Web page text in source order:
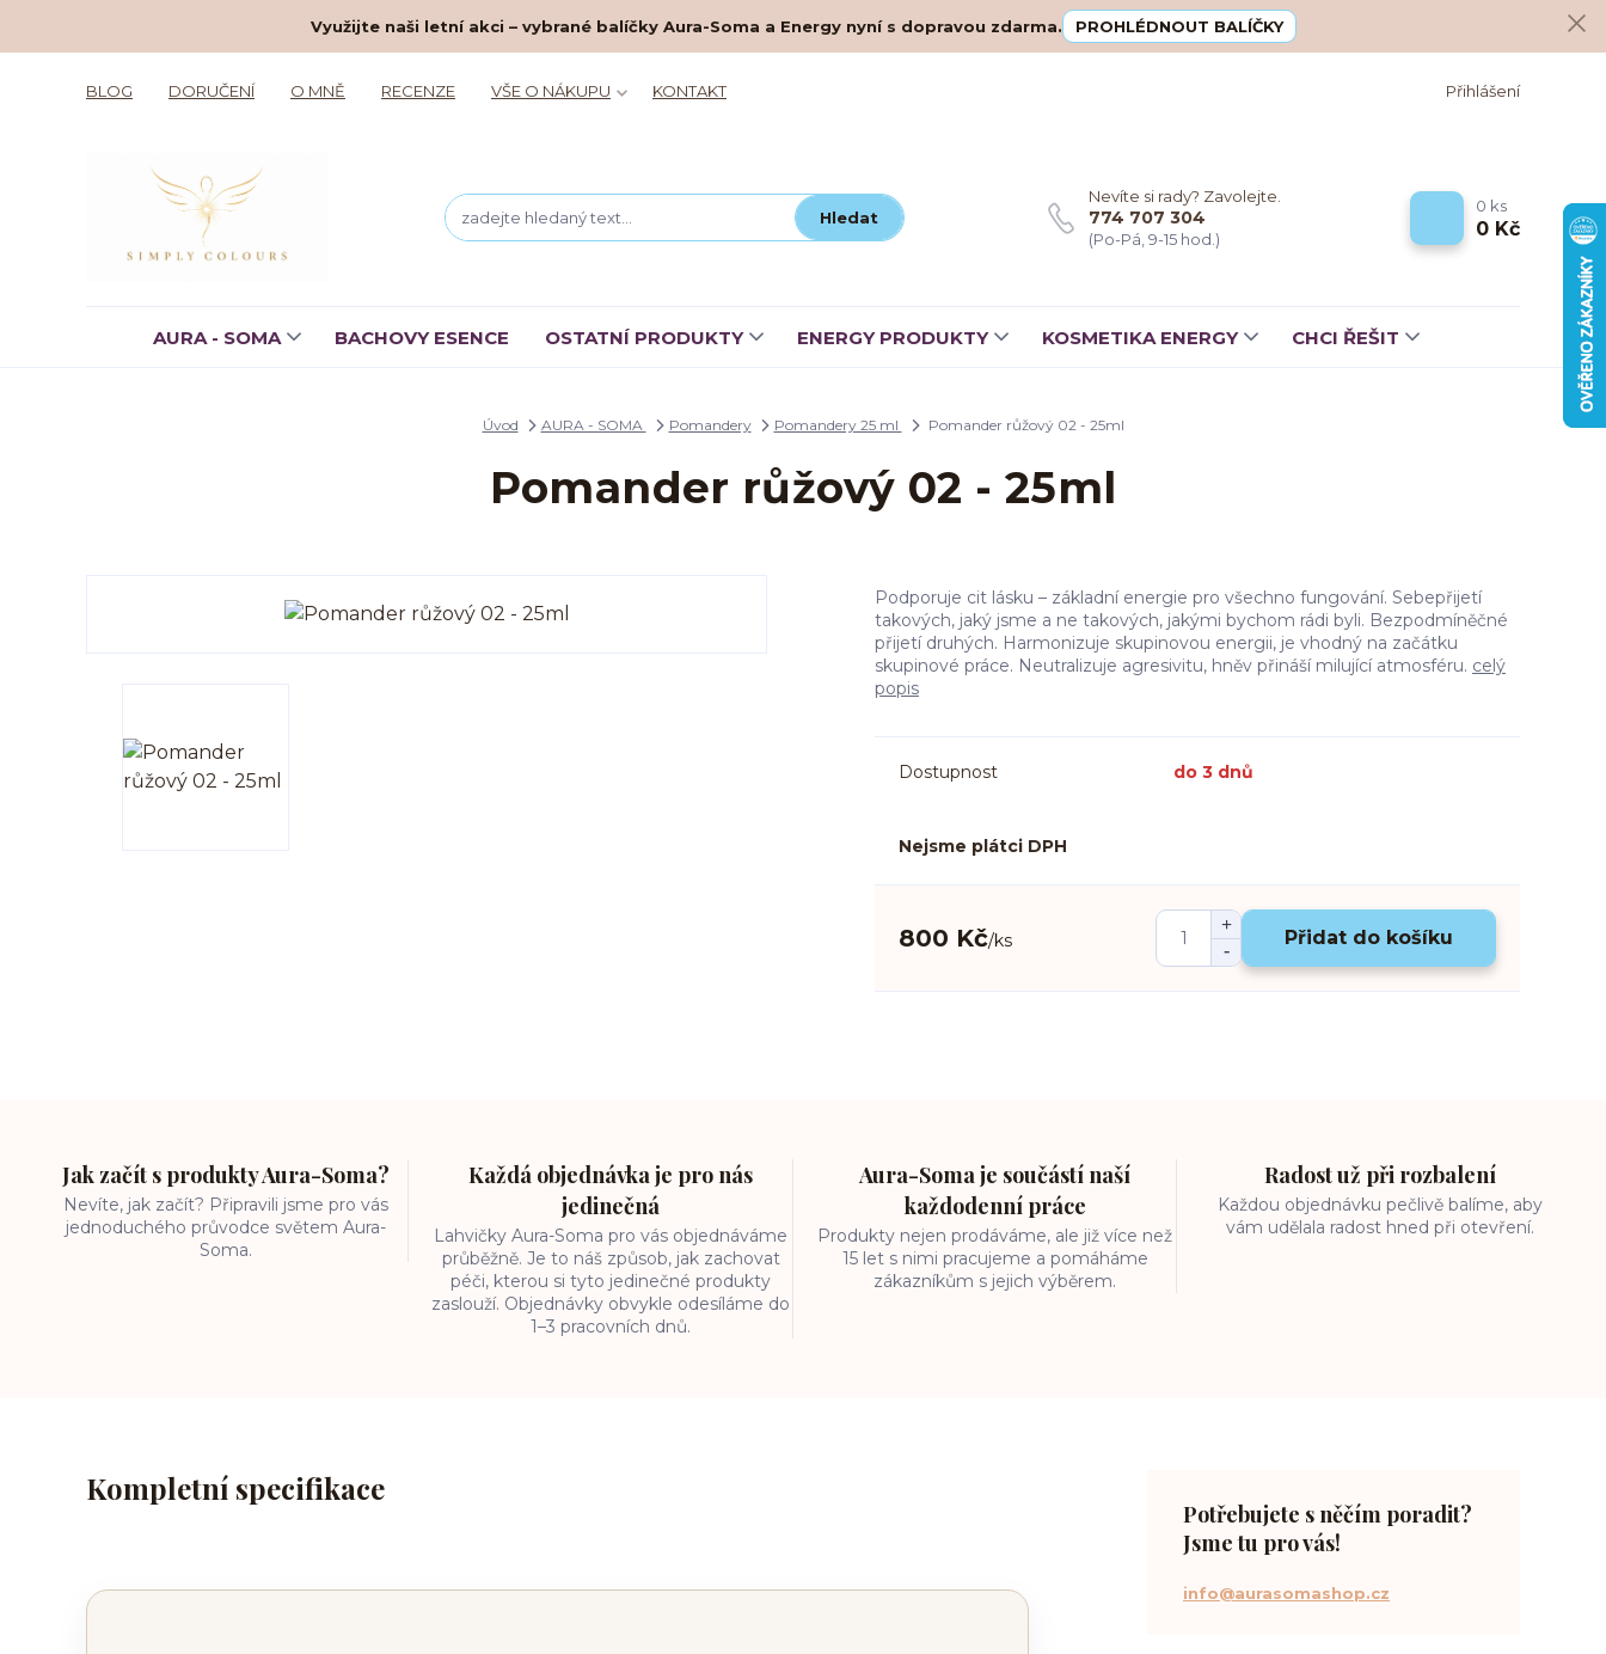
Využijte naši letní akci – vybrané balíčky Aura-Soma a Energy nyní s dopravou zdarma. PROHLÉDNOUT BALÍČKY
BLOG DORUČENÍ O MNĚ RECENZE VŠE O NÁKUPU KONTAKT Přihlášení
Hledat
Nevíte si rady? Zavolejte.
774 707 304
(Po-Pá, 9-15 hod.)
0 ks
0 Kč
AURA - SOMA BACHOVY ESENCE OSTATNÍ PRODUKTY ENERGY PRODUKTY KOSMETIKA ENERGY CHCI ŘEŠIT
Úvod AURA - SOMA Pomandery Pomandery 25 ml Pomander růžový 02 - 25ml
Pomander růžový 02 - 25ml
Podporuje cit lásku – základní energie pro všechno fungování. Sebepřijetí
takových, jaký jsme a ne takových, jakými bychom rádi byli. Bezpodmíněčné
přijetí druhých. Harmonizuje skupinovou energii, je vhodný na začátku
skupinové práce. Neutralizuje agresivitu, hněv přináší milující atmosféru. celý
popis
Dostupnost do 3 dnů
Nejsme plátci DPH
800 Kč/ks Přidat do košíku
Jak začít s produkty Aura-Soma?
Nevíte, jak začít? Připravili jsme pro vás
jednoduchého průvodce světem Aura-
Soma.
Každá objednávka je pro nás
jedinečná
Lahvičky Aura-Soma pro vás objednáváme
průběžně. Je to náš způsob, jak zachovat
péči, kterou si tyto jedinečné produkty
zaslouží. Objednávky obvykle odesíláme do
1–3 pracovních dnů.
Aura-Soma je součástí naší
každodenní práce
Produkty nejen prodáváme, ale již více než
15 let s nimi pracujeme a pomáháme
zákazníkům s jejich výběrem.
Radost už při rozbalení
Každou objednávku pečlivě balíme, aby
vám udělala radost hned při otevření.
Kompletní specifikace
Potřebujete s něčím poradit?
Jsme tu pro vás!
info@aurasomashop.cz